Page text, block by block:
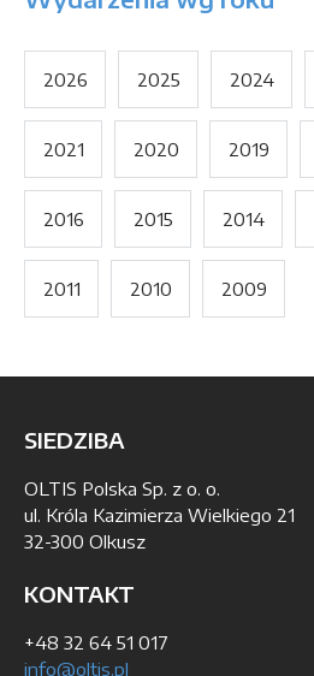
2026 2025 2024
2021 2020 2019
2016 2015 2014
2011 2010 2009
SIEDZIBA
OLTIS Polska Sp. z o. o.
ul. Króla Kazimierza Wielkiego 21
32-300 Olkusz
KONTAKT
+48 32 64 51 017
info@oltis.pl